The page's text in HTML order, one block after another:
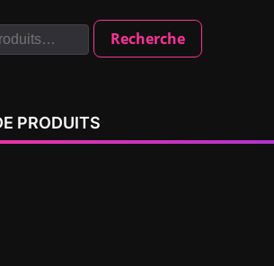
Recherche
PRODUITS